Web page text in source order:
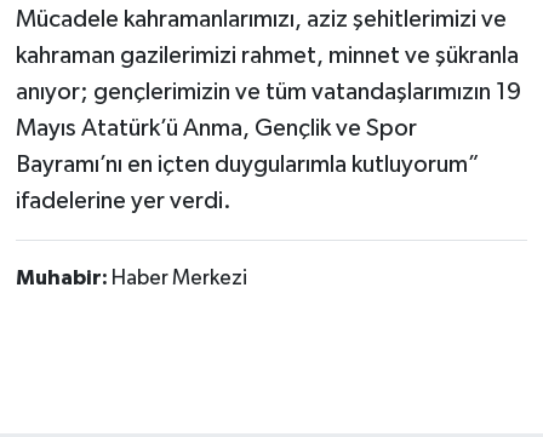
Mücadele kahramanlarımızı, aziz şehitlerimizi ve
kahraman gazilerimizi rahmet, minnet ve şükranla
anıyor; gençlerimizin ve tüm vatandaşlarımızın 19
Mayıs Atatürk’ü Anma, Gençlik ve Spor
Bayramı’nı en içten duygularımla kutluyorum”
ifadelerine yer verdi.
Muhabir: Haber Merkezi